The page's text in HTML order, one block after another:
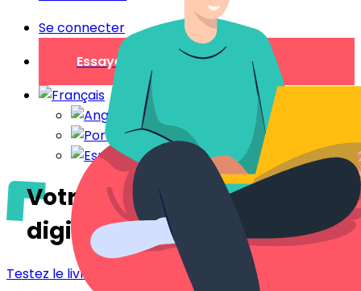
Se connecter
Essayer gratuitement
Votre livret d'accueil
digitalà Tokyo
Testez le livret d'accueil - Tokyo